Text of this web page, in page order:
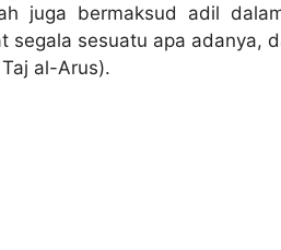
juga bermaksud adil
segala sesuatu apa adanya,
al-Arus).